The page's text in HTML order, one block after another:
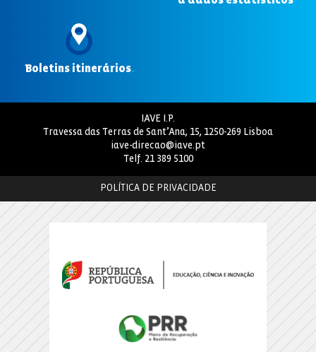
Boletins itinerários.
IAVE I.P.
Travessa das Terras de Sant’Ana, 15, 1250-269 Lisboa
iave-direcao@iave.pt
Telf. 21 389 5100
POLÍTICA DE PRIVACIDADE